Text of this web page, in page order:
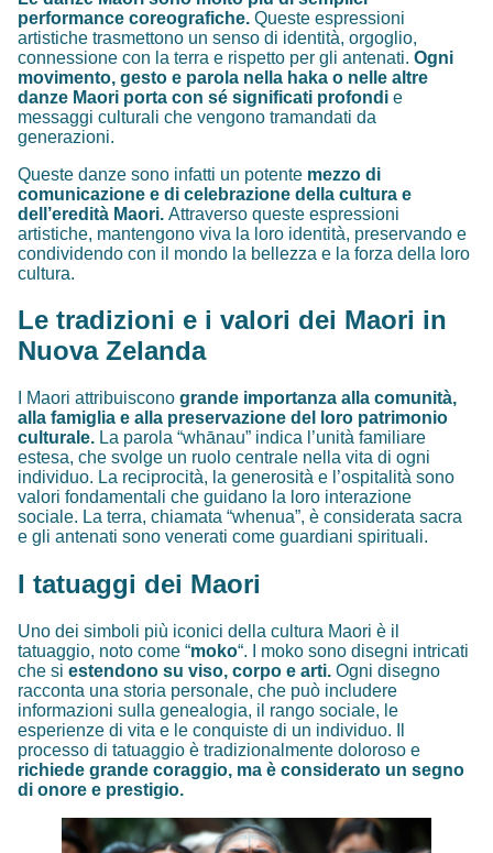
performance coreografiche. Queste espressioni
artistiche trasmettono un senso di identità, orgoglio,
connessione con la terra e rispetto per gli antenati. Ogni
movimento, gesto e parola nella haka o nelle altre
danze Maori porta con sé significati profondi e
messaggi culturali che vengono tramandati da
generazioni.
Queste danze sono infatti un potente mezzo di
comunicazione e di celebrazione della cultura e
dell’eredità Maori. Attraverso queste espressioni
artistiche, mantengono viva la loro identità, preservando e
condividendo con il mondo la bellezza e la forza della loro
cultura.
Le tradizioni e i valori dei Maori in
Nuova Zelanda
I Maori attribuiscono grande importanza alla comunità,
alla famiglia e alla preservazione del loro patrimonio
culturale. La parola “whānau” indica l’unità familiare
estesa, che svolge un ruolo centrale nella vita di ogni
individuo. La reciprocità, la generosità e l’ospitalità sono
valori fondamentali che guidano la loro interazione
sociale. La terra, chiamata “whenua”, è considerata sacra
e gli antenati sono venerati come guardiani spirituali.
I tatuaggi dei Maori
Uno dei simboli più iconici della cultura Maori è il
tatuaggio, noto come “moko“. I moko sono disegni intricati
che si estendono su viso, corpo e arti. Ogni disegno
racconta una storia personale, che può includere
informazioni sulla genealogia, il rango sociale, le
esperienze di vita e le conquiste di un individuo. Il
processo di tatuaggio è tradizionalmente doloroso e
richiede grande coraggio, ma è considerato un segno
di onore e prestigio.